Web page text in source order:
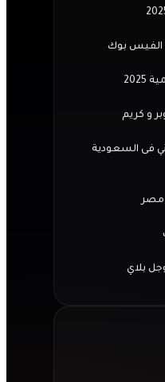
الفيس بوك
و كريم
فى السعودية
مصر
بلاي